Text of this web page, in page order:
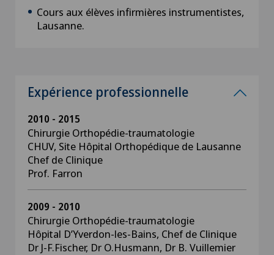
Cours aux élèves infirmières instrumentistes,
Lausanne.
Expérience professionnelle
2010 - 2015
Chirurgie Orthopédie-traumatologie
CHUV, Site Hôpital Orthopédique de Lausanne
Chef de Clinique
Prof. Farron
2009 - 2010
Chirurgie Orthopédie-traumatologie
Hôpital D’Yverdon-les-Bains, Chef de Clinique
Dr J-F.Fischer, Dr O.Husmann, Dr B. Vuillemier